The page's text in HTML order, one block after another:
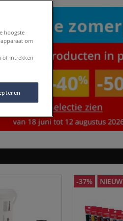
-37% NIEUW
hoogste
om
of intrekken